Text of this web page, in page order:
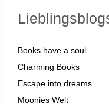
Books have a soul
Charming Books
Escape into dreams
Moonies Welt